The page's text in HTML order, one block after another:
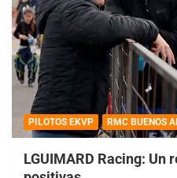
PILOTOS EKVP RMC BUENOS
LGUIMARD Racing: Un